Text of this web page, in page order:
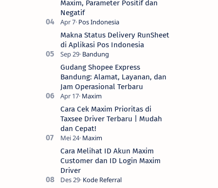
Maxim, Parameter Positif dan
Negatif
Makna Status Delivery RunSheet
di Aplikasi Pos Indonesia
Gudang Shopee Express
Bandung: Alamat, Layanan, dan
Jam Operasional Terbaru
Cara Cek Maxim Prioritas di
Taxsee Driver Terbaru | Mudah
dan Cepat!
Cara Melihat ID Akun Maxim
Customer dan ID Login Maxim
Driver